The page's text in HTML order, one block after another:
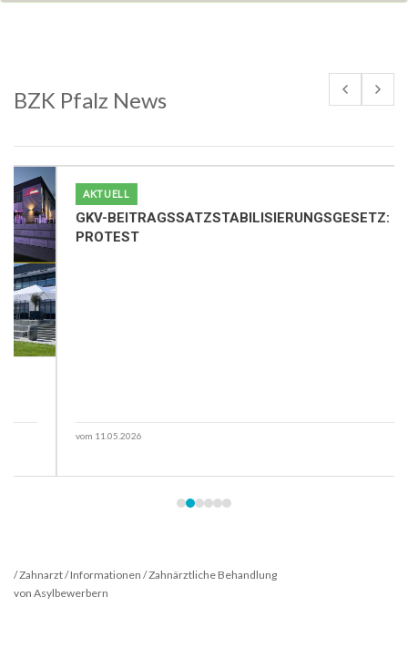
BZK Pfalz News
AKTUELL
GKV-BEITRAGSSATZSTABILISIERUNGSGESETZ:
PROTEST
vom 11.05.2026
/ Zahnarzt / Informationen / Zahnärztliche Behandlung
von Asylbewerbern